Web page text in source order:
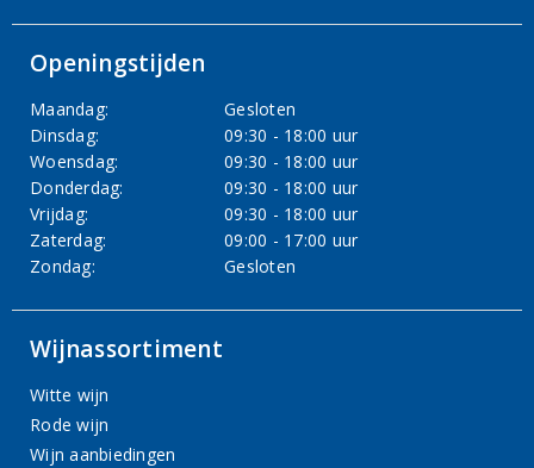
Openingstijden
Maandag:
Gesloten
Dinsdag:
09:30 - 18:00 uur
Woensdag:
09:30 - 18:00 uur
Donderdag:
09:30 - 18:00 uur
Vrijdag:
09:30 - 18:00 uur
Zaterdag:
09:00 - 17:00 uur
Zondag:
Gesloten
Wijnassortiment
Witte wijn
Rode wijn
Wijn aanbiedingen